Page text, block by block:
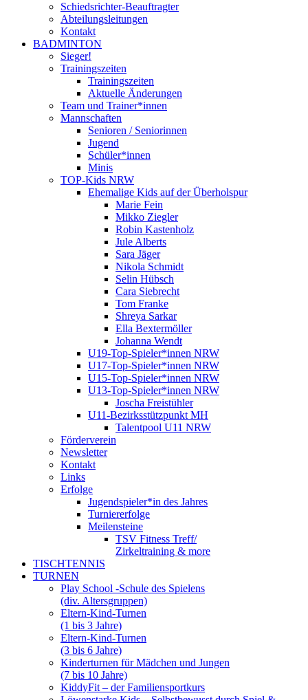
Schiedsrichter-Beauftragter
Abteilungsleitungen
Kontakt
BADMINTON
Sieger!
Trainingszeiten
Trainingszeiten
Aktuelle Änderungen
Team und Trainer*innen
Mannschaften
Senioren / Seniorinnen
Jugend
Schüler*innen
Minis
TOP-Kids NRW
Ehemalige Kids auf der Überholspur
Marie Fein
Mikko Ziegler
Robin Kastenholz
Jule Alberts
Sara Jäger
Nikola Schmidt
Selin Hübsch
Cara Siebrecht
Tom Franke
Shreya Sarkar
Ella Bextermöller
Johanna Wendt
U19-Top-Spieler*innen NRW
U17-Top-Spieler*innen NRW
U15-Top-Spieler*innen NRW
U13-Top-Spieler*innen NRW
Joscha Freistühler
U11-Bezirksstützpunkt MH
Talentpool U11 NRW
Förderverein
Newsletter
Kontakt
Links
Erfolge
Jugendspieler*in des Jahres
Turniererfolge
Meilensteine
TSV Fitness Treff/
Zirkeltraining & more
TISCHTENNIS
TURNEN
Play School -Schule des Spielens
(div. Altersgruppen)
Eltern-Kind-Turnen
(1 bis 3 Jahre)
Eltern-Kind-Turnen
(3 bis 6 Jahre)
Kinderturnen für Mädchen und Jungen
(7 bis 10 Jahre)
KiddyFit – der Familiensportkurs